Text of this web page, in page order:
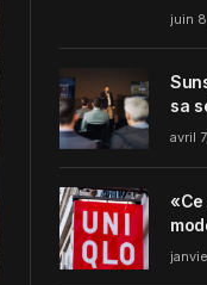
juin
sa
avril
«Ce